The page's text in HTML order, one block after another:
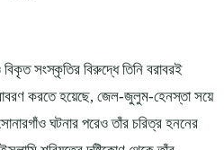
বিকৃত সংস্কৃতির বিরুদ্ধে তিনি বরাবরই
করতে হয়েছে, জেল-জুলুম-হেনস্তা সয়ে
ঘটনার পরেও তাঁর চরিত্র হননের